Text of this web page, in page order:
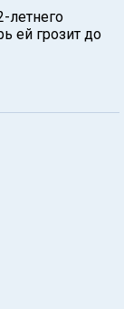
летнего
ей грозит до